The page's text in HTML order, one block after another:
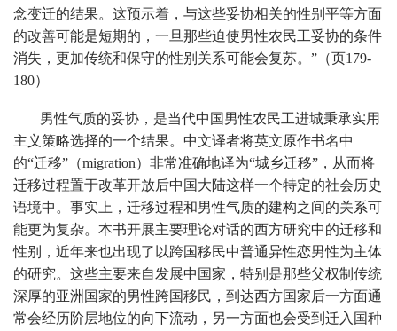
念变迁的结果。这预示着，与这些妥协相关的性别平等方面
的改善可能是短期的，一旦那些迫使男性农民工妥协的条件
消失，更加传统和保守的性别关系可能会复苏。”（页179-
180）
男性气质的妥协，是当代中国男性农民工进城秉承实用
主义策略选择的一个结果。中文译者将英文原作书名中
的“迁移”（migration）非常准确地译为“城乡迁移”，从而将
迁移过程置于改革开放后中国大陆这样一个特定的社会历史
语境中。事实上，迁移过程和男性气质的建构之间的关系可
能更为复杂。本书开展主要理论对话的西方研究中的迁移和
性别，近年来也出现了以跨国移民中普通异性恋男性为主体
的研究。这些主要来自发展中国家，特别是那些父权制传统
深厚的亚洲国家的男性跨国移民，到达西方国家后一方面通
常会经历阶层地位的向下流动，另一方面也会受到迁入国种